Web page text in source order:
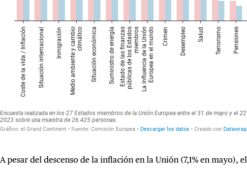
A pesar del descenso de la inflación en la Unión (7,1% en mayo), el